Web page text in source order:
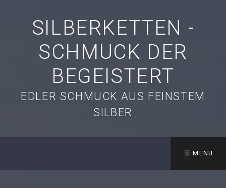
SILBERKETTEN -
SCHMUCK DER
BEGEISTERT
EDLER SCHMUCK AUS FEINSTEM
SILBER
☰ MENÜ